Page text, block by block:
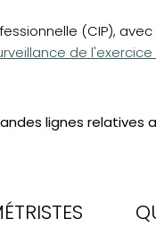
(CIP),
de
lignes relatives